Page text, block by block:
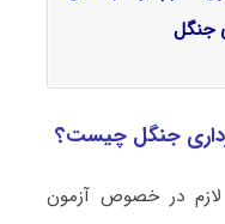
جنگل
جنگل چیست؟
در خصوص آزمون